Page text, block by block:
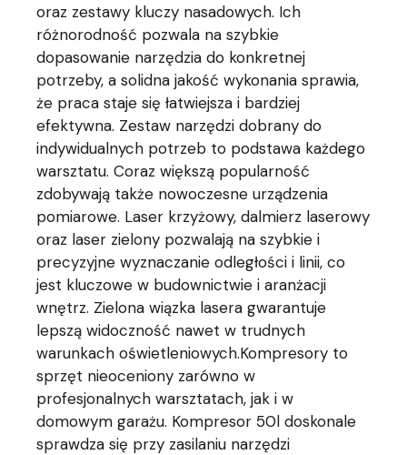
oraz zestawy kluczy nasadowych. Ich
różnorodność pozwala na szybkie
dopasowanie narzędzia do konkretnej
potrzeby, a solidna jakość wykonania sprawia,
że praca staje się łatwiejsza i bardziej
efektywna. Zestaw narzędzi dobrany do
indywidualnych potrzeb to podstawa każdego
warsztatu. Coraz większą popularność
zdobywają także nowoczesne urządzenia
pomiarowe. Laser krzyżowy, dalmierz laserowy
oraz laser zielony pozwalają na szybkie i
precyzyjne wyznaczanie odległości i linii, co
jest kluczowe w budownictwie i aranżacji
wnętrz. Zielona wiązka lasera gwarantuje
lepszą widoczność nawet w trudnych
warunkach oświetleniowych.Kompresory to
sprzęt nieoceniony zarówno w
profesjonalnych warsztatach, jak i w
domowym garażu. Kompresor 50l doskonale
sprawdza się przy zasilaniu narzędzi